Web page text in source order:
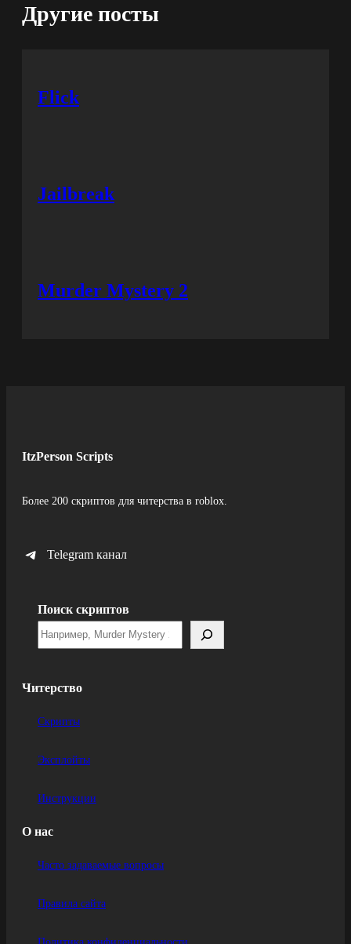
Другие посты
Flick
Jailbreak
Murder Mystery 2
ItzPerson Scripts
Более 200 скриптов для читерства в roblox.
Telegram канал
Поиск скриптов
Читерство
Скрипты
Эксплойты
Инструкции
О нас
Часто задаваемые вопросы
Правила сайта